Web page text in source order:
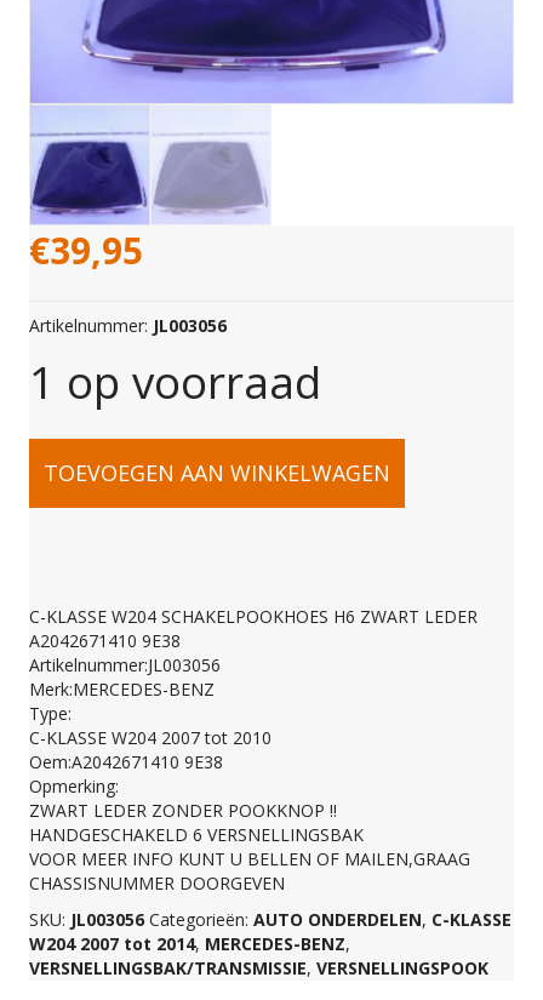
€39,95
Artikelnummer: JL003056
1 op voorraad
C-
W204
SCHAKELPOOKHOES
H6
ZWART
LEDER
A2042671410
TOEVOEGEN AAN WINKELWAGEN
C-KLASSE W204 SCHAKELPOOKHOES H6 ZWART LEDER
A2042671410 9E38
Artikelnummer:JL003056
Merk:MERCEDES-BENZ
Type:
C-KLASSE W204 2007 tot 2010
Oem:A2042671410 9E38
Opmerking:
ZWART LEDER ZONDER POOKKNOP !!
HANDGESCHAKELD 6 VERSNELLINGSBAK
VOOR MEER INFO KUNT U BELLEN OF MAILEN,GRAAG
CHASSISNUMMER DOORGEVEN
SKU: JL003056 Categorieën: AUTO ONDERDELEN, C-KLASSE
W204 2007 tot 2014, MERCEDES-BENZ,
VERSNELLINGSBAK/TRANSMISSIE, VERSNELLINGSPOOK